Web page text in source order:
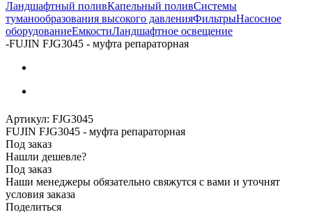
Ландшафтный поливКапельный поливСистемы
туманообразования высокого давленияФильтрыНасосное
оборудованиеЕмкостиЛандшафтное освещение
-FUJIN FJG3045 - муфта репараторная
Артикул: FJG3045
FUJIN FJG3045 - муфта репараторная
Под заказ
Нашли дешевле?
Под заказ
Наши менеджеры обязательно свяжутся с вами и уточнят
условия заказа
Поделиться